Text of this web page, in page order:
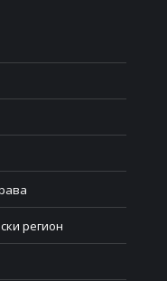
регион